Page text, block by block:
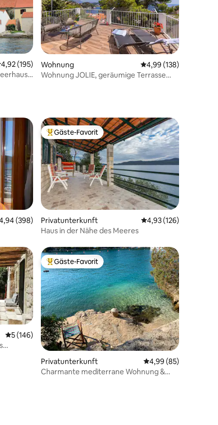
Bewertungen Bewertung: 4,92 von 5, 195 Bewertungen
4,92 (195)
Wohnung Durchschnittliche
4,99 (138)
Wohnung JOLIE, geräumige Terrasse
Bewertungen Bewertung: 4,94 von 5, 398 Bewertungen
(398)
Beliebter Gäste-Favorit.
Gäste-Favorit
Privatunterkunft Durchschnittliche
4,93 (126)
Haus in der Nähe des Meeres
Durchschnittliche Bewertung: 5 von 5, 146 Bewertungen
5 (146)
Beliebter Gäste-Favorit.
Gäste-Favorit
Privatunterkunft Durchschnittliche
4,99 (85)
Charmante mediterrane Wohnung &